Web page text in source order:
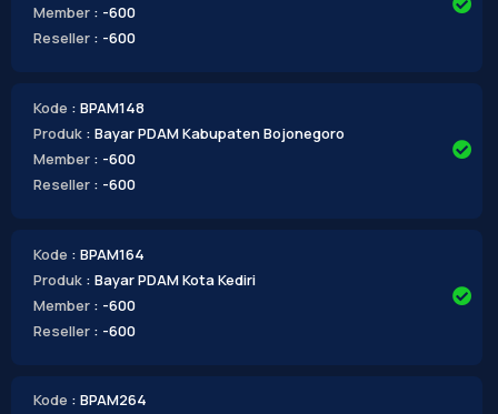
Member : -600
Reseller : -600
Kode : BPAM148
Produk : Bayar PDAM Kabupaten Bojonegoro
Member : -600
Reseller : -600
Kode : BPAM164
Produk : Bayar PDAM Kota Kediri
Member : -600
Reseller : -600
Kode : BPAM264